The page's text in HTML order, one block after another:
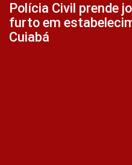
Polícia Civil prende
furto em
Cuiabá